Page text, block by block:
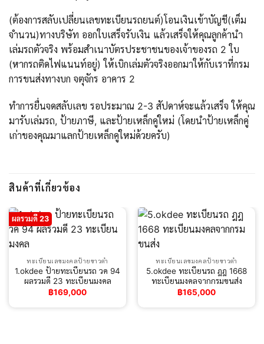
(ต้องการสลับเปลี่ยนเลขทะเบียนรถยนต์)โอนเงินเข้าบัญชี(เต็ม
จำนวน)ทางบริษัท ออกใบเสร็จรับเงิน แล้วเสร็จให้คุณลูกค้านำ
เล่มรถตัวจริง พร้อมสำเนาบัตรประชาชนของเจ้าของรถ 2 ใบ
(หากรถติดไฟแนนท์อยู่) ให้เบิกเล่มตัวจริงออกมาให้กับเราที่กรม
การขนส่งทางบก จตุจักร อาคาร 2
ทำการยื่นจดสลับเลข รอประมาณ 2-3 สัปดาห์จะแล้วเสร็จ ให้คุณ
มารับเล่มรถ, ป้ายภาษี, และป้ายเหล็กคู่ใหม่ (โดยนำป้ายเหล็กคู่
เก่าของคุณมาแลกป้ายเหล็กคู่ใหม่ด้วยครับ)
สินค้าที่เกี่ยวข้อง
ผลรวมดี 23
ทะเบียนเลขมงคลป้ายขาวดำ
1.okdee ป้ายทะเบียนรถ วค 94
ผลรวมดี 23 ทะเบียนมงคล
฿169,000
ทะเบียนเลขมงคลป้ายขาวดำ
5.okdee ทะเบียนรถ ฎฎ 1668
ทะเบียนมงคลจากกรมขนส่ง
฿165,000